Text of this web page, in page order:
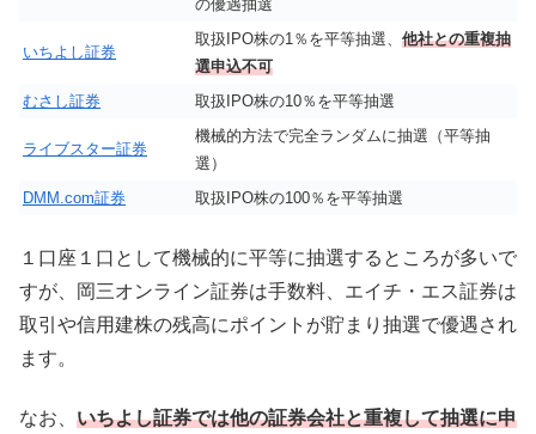
の優遇抽選
いちよし証券
取扱IPO株の1％を平等抽選、 他社との重複抽
選申込不可
むさし証券
取扱IPO株の10％を平等抽選
ライブスター証券
機械的方法で完全ランダムに抽選（平等抽
選）
DMM.com証券
取扱IPO株の100％を平等抽選
１口座１口として機械的に平等に抽選するところが多いで
すが、岡三オンライン証券は手数料、エイチ・エス証券は
取引や信用建株の残高にポイントが貯まり抽選で優遇され
ます。
なお、 いちよし証券では他の証券会社と重複して抽選に申